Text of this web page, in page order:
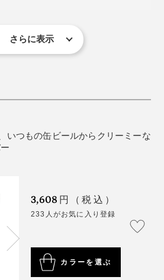
がってしまうのだとか。
し、たどり着いたのが40kHz（キ
。
他の洗い物と一緒にすると油が付
いましょう。汚れたふきんで拭く
るため、自然乾燥がおすすめ。
可なので、ご注意を。
えるデザインに。手の馴染みがよ
他社製品）を使ったことがあるの
めが細かくならず、1回きりで使
サーバー」を使う前は半信半疑で
ノなんだと打ちのめされました。
酌エピソードも印象的。
の缶ビールをグラスに注ぎ分ける
ン
・350ml・330ml・250mlの缶ビ
水素電池)では、内部回路の駆動
、泡を作りにくい、泡を作れな
押し込み、外れないことを確認し
い。
でください。
ジャンルの350ml缶と500ml缶専
それ以外の缶で使用しないでく
さらに表示
いつもの缶ビールからクリーミーな
3,608 円（税込）
233人がお気に入り登録
カラーを選ぶ